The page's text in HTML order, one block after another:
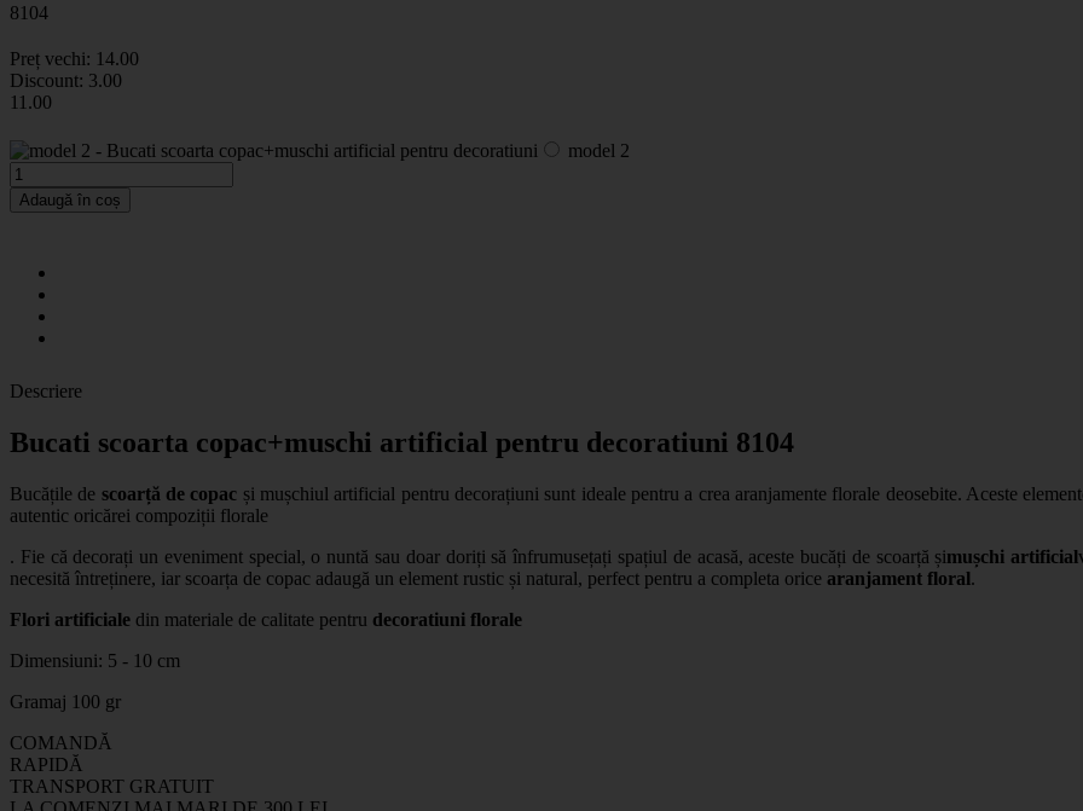
8104
Preț vechi: 14.00
Discount: 3.00
11 .00
model 2
Adaugă în coș
Descriere
Bucati scoarta copac+muschi artificial pentru decoratiuni 8104
Bucățile de scoarță de copac și mușchiul artificial pentru decorațiuni sunt ideale pentru a crea aranjamente florale deosebite. Aceste
autentic oricărei compoziții florale
. Fie că decorați un eveniment special, o nuntă sau doar doriți să înfrumusețați spațiul de acasă, aceste bucăți de scoarță șimușchi artificial
necesită întreținere, iar scoarța de copac adaugă un element rustic și natural, perfect pentru a completa orice aranjament floral.
Flori artificiale din materiale de calitate pentru decoratiuni florale
Dimensiuni: 5 - 10 cm
Gramaj 100 gr
COMANDĂ
RAPIDĂ
TRANSPORT GRATUIT